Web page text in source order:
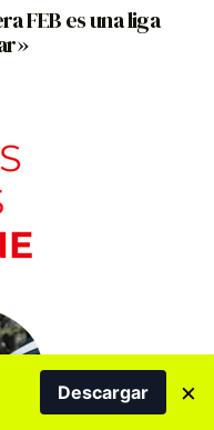
FEB es una liga
Descargar ×